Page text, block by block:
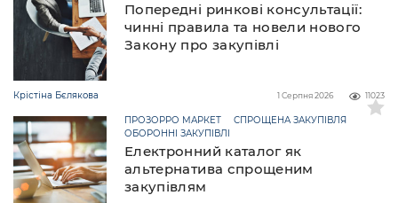
Попередні ринкові консультації:
чинні правила та новели нового
Закону про закупівлі
Крістіна Бєлякова 11023
1 Серпня 2026
Електронний каталог як
альтернатива спрощеним
закупівлям
ПРОЗОРРО МАРКЕТ
СПРОЩЕНА ЗАКУПІВЛЯ
ОБОРОННІ ЗАКУПІВЛІ